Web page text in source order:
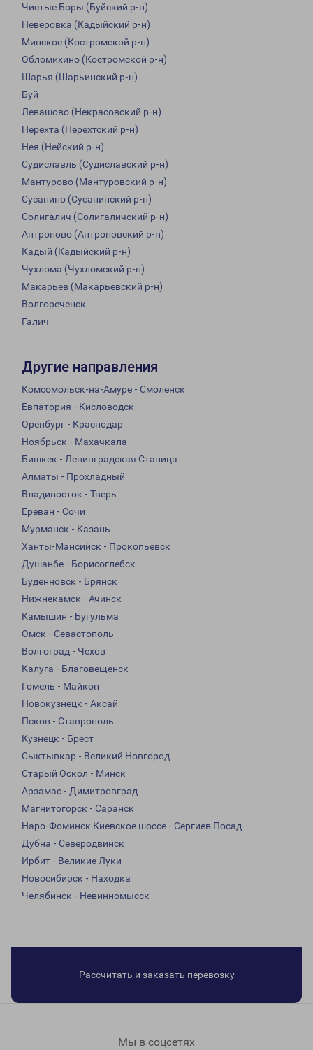
Чистые Боры (Буйский р-н)
Неверовка (Кадыйский р-н)
Минское (Костромской р-н)
Обломихино (Костромской р-н)
Шарья (Шарьинский р-н)
Буй
Левашово (Некрасовский р-н)
Нерехта (Нерехтский р-н)
Нея (Нейский р-н)
Судиславль (Судиславский р-н)
Мантурово (Мантуровский р-н)
Сусанино (Сусанинский р-н)
Солигалич (Солигаличский р-н)
Антропово (Антроповский р-н)
Кадый (Кадыйский р-н)
Чухлома (Чухломский р-н)
Макарьев (Макарьевский р-н)
Волгореченск
Галич
Другие направления
Комсомольск-на-Амуре - Смоленск
Евпатория - Кисловодск
Оренбург - Краснодар
Ноябрьск - Махачкала
Бишкек - Ленинградская Станица
Алматы - Прохладный
Владивосток - Тверь
Ереван - Сочи
Мурманск - Казань
Ханты-Мансийск - Прокопьевск
Душанбе - Борисоглебск
Буденновск - Брянск
Нижнекамск - Ачинск
Камышин - Бугульма
Омск - Севастополь
Волгоград - Чехов
Калуга - Благовещенск
Гомель - Майкоп
Новокузнецк - Аксай
Псков - Ставрополь
Кузнецк - Брест
Сыктывкар - Великий Новгород
Старый Оскол - Минск
Арзамас - Димитровград
Магнитогорск - Саранск
Наро-Фоминск Киевское шоссе - Сергиев Посад
Дубна - Северодвинск
Ирбит - Великие Луки
Новосибирск - Находка
Челябинск - Невинномысск
Рассчитать и заказать перевозку
Мы в соцсетях